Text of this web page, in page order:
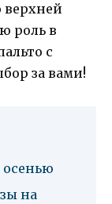
верхней
роль в
с
за вами!
осенью
на